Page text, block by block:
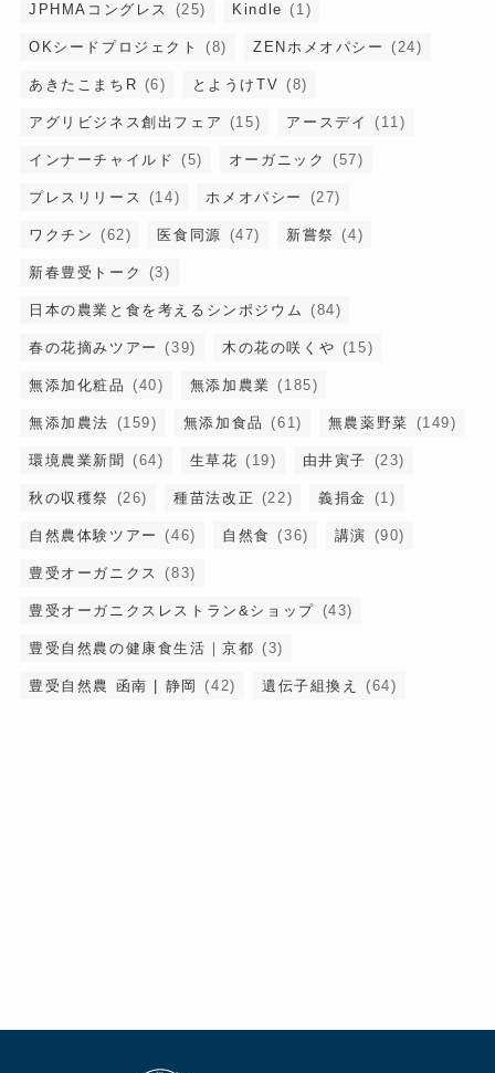
JPHMAコングレス (25) Kindle (1)
OKシードプロジェクト (8) ZENホメオパシー (24)
あきたこまちR (6) とようけTV (8)
アグリビジネス創出フェア (15) アースデイ (11)
インナーチャイルド (5) オーガニック (57)
プレスリリース (14) ホメオパシー (27)
ワクチン (62) 医食同源 (47) 新嘗祭 (4)
新春豊受トーク (3)
日本の農業と食を考えるシンポジウム (84)
春の花摘みツアー (39) 木の花の咲くや (15)
無添加化粧品 (40) 無添加農業 (185)
無添加農法 (159) 無添加食品 (61) 無農薬野菜 (149)
環境農業新聞 (64) 生草花 (19) 由井寅子 (23)
秋の収穫祭 (26) 種苗法改正 (22) 義捐金 (1)
自然農体験ツアー (46) 自然食 (36) 講演 (90)
豊受オーガニクス (83)
豊受オーガニクスレストラン&ショップ (43)
豊受自然農の健康食生活｜京都 (3)
豊受自然農 函南 | 静岡 (42) 遺伝子組換え (64)